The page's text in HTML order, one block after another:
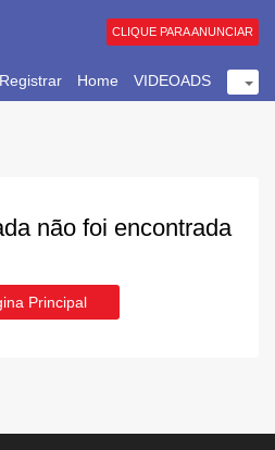
Registrar Home VIDEOADS
CLIQUE PARA ANUNCIAR
não foi encontrada
Principal